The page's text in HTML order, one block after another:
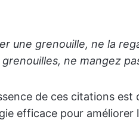
une grenouille, ne la
ne mangez
de ces citations
efficace pour améliorer